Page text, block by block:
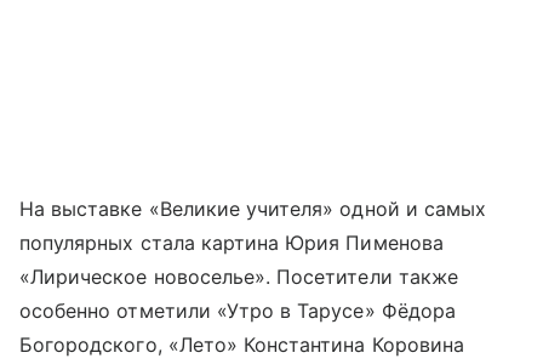
На выставке «Великие учителя» одной и самых
популярных стала картина Юрия Пименова
«Лирическое новоселье». Посетители также
особенно отметили «Утро в Тарусе» Фёдора
Богородского, «Лето» Константина Коровина